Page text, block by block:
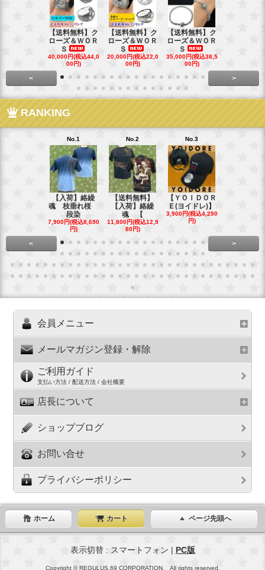
【送料無料】ク
ローズ＆ＷＯＲ
Ｓ
40,000円(税込44,0
00円)
【送料無料】ク
ローズ＆ＷＯＲ
Ｓ
20,000円(税込22,0
00円)
【送料無料】ク
ローズ＆ＷＯＲ
Ｓ
35,000円(税込38,5
00円)
< >
RANKING
No.1
【入荷】絡繰
魂 枝垂れ桜
段染
7,900円(税込8,690
円)
No.2
【送料無料】
【入荷】絡繰
魂 【
11,800円(税込12,9
80円)
No.3
【ＹＯＩＤＯＲ
Ｅ(ヨイドレ)】
3,900円(税込4,290
円)
< >
会員メニュー
メールマガジン登録・解除
ご利用ガイド
支払い方法 / 配送方法 / 会社概要
店長について
ショップブログ
お問い合せ
プライバシーポリシー
ホーム カート ページ先頭へ
表示切替 : スマートフォン | PC版
Copyright © REGULUS.69 CORPORATION. All rights reserved.